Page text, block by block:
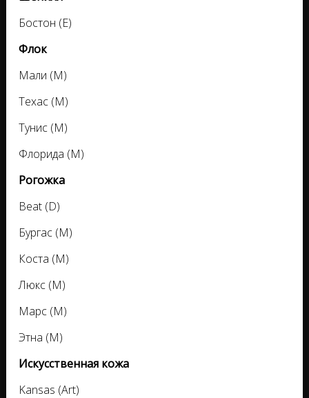
Бостон (Е)
Флок
Мали (М)
Техас (М)
Тунис (М)
Флорида (М)
Рогожка
Beat (D)
Бургас (M)
Коста (M)
Люкс (M)
Марс (M)
Этна (М)
Искусственная кожа
Kansas (Аrt)